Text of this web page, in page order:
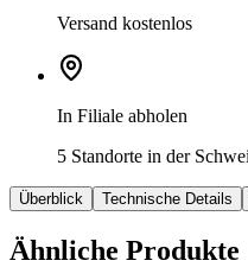
Versand kostenlos
In Filiale abholen
5 Standorte in der
Überblick Technische Details
Ähnliche Produkte